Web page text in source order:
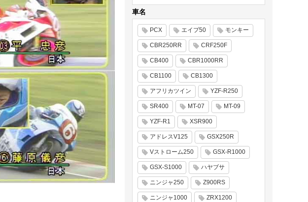
車名
PCX エイプ50 モンキー
CBR250RR CRF250F
CB400 CBR1000RR
CB1100 CB1300
アフリカツイン YZF-R250
SR400 MT-07 MT-09
YZF-R1 XSR900
アドレスV125 GSX250R
Vストローム250 GSX-R1000
GSX-S1000 ハヤブサ
ニンジャ250 Z900RS
ニンジャ1000 ZRX1200